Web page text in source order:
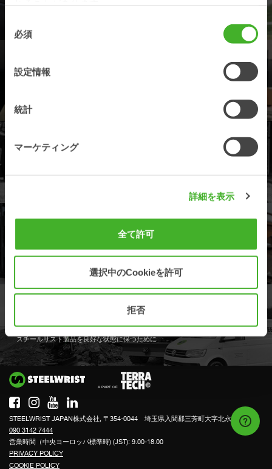
必須
設定情報
統計
マーケティング
詳細を表示
全て許可
選択中のCookieを許可
拒否
サポート
製品登録
スチールリスト製品の登録はこちら
全自動クイックカプラはオープンS規格の業界標準に準拠しています。
スチールリスト製品を良好な状態に保つために
STEELWRIST JAPAN株式会社, 〒354-0044 埼玉県入間郡三芳町大字北永井318-1
090 3142 7444
営業時間（中央ヨーロッパ標準時) (JST): 9.00-18.00
PRIVACY POLICY
COOKIE POLICY